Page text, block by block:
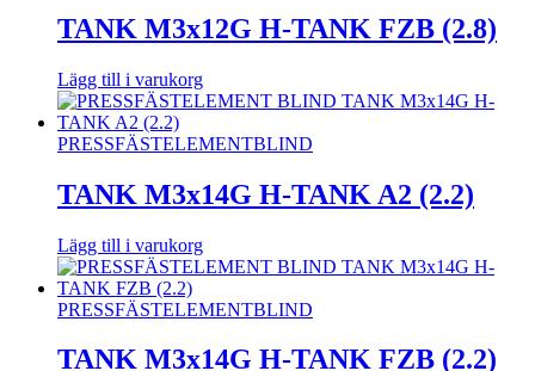
TANK M3x12G H-TANK FZB (2.8)
Lägg till i varukorg
PRESSFÄSTELEMENTBLIND
TANK M3x14G H-TANK A2 (2.2)
Lägg till i varukorg
PRESSFÄSTELEMENTBLIND
TANK M3x14G H-TANK FZB (2.2)